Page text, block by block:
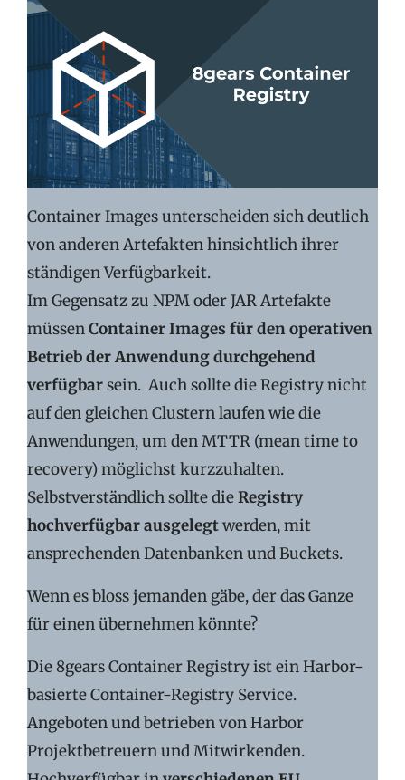
Container Images unterscheiden sich deutlich
von anderen Artefakten hinsichtlich ihrer
ständigen Verfügbarkeit.
Im Gegensatz zu NPM oder JAR Artefakte
müssenContainer Images für den operativen
Betrieb der Anwendung durchgehend
verfügbarsein. Auch sollte die Registry nicht
auf den gleichen Clustern laufen wie die
Anwendungen, um den MTTR (mean time to
recovery) möglichst kurzzuhalten.
Selbstverständlich sollte dieRegistry
hochverfügbar ausgelegtwerden, mit
ansprechenden Datenbanken und Buckets.
Wenn es bloss jemanden gäbe, der das Ganze
für einen übernehmen könnte?
Die 8gears Container Registry ist ein Harbor-
basierte Container-Registry Service.
Angeboten und betrieben von Harbor
Projektbetreuern und Mitwirkenden.